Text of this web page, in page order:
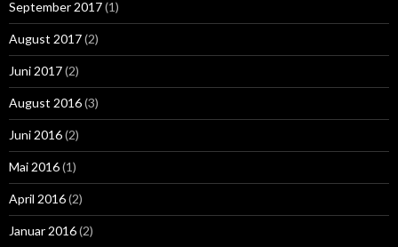
September 2017(1)
August 2017(2)
Juni 2017(2)
August 2016(3)
Juni 2016(2)
Mai 2016(1)
April 2016(2)
Januar 2016(2)